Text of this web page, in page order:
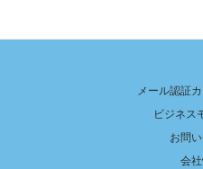
メール認証
ビジネス
お問
会